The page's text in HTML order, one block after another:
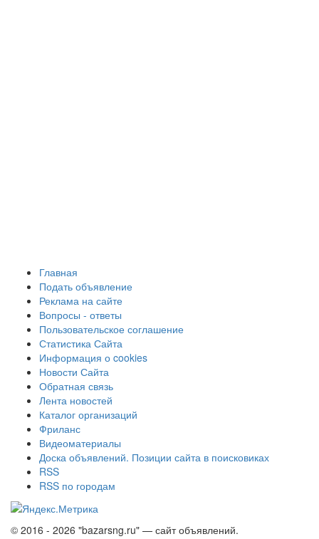
Главная
Подать объявление
Реклама на сайте
Вопросы - ответы
Пользовательское соглашение
Статистика Сайта
Информация о cookies
Новости Сайта
Обратная связь
Лента новостей
Каталог организаций
Фриланс
Видеоматериалы
Доска объявлений. Позиции сайта в поисковиках
RSS
RSS по городам
© 2016 - 2026 "bazarsng.ru" — сайт объявлений.